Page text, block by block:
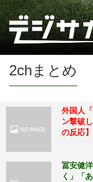
2chまとめ
外国人
ン撃破
の反応】
冨安健
く」「